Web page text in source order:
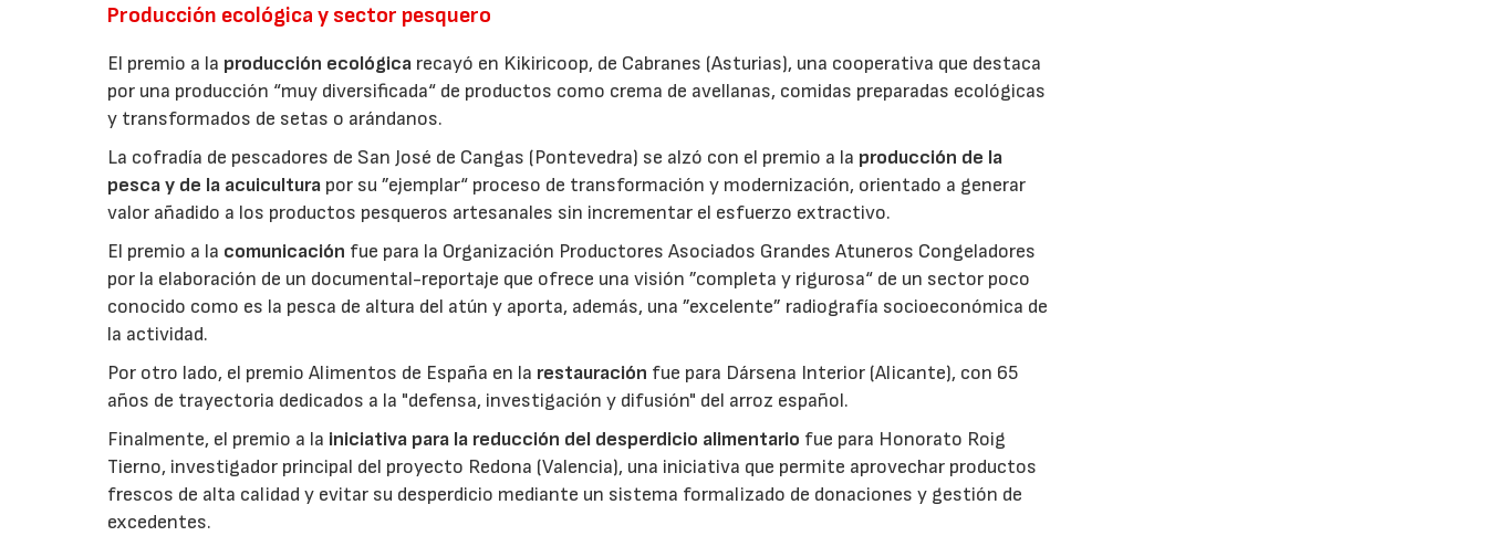
Producción ecológica y sector pesquero
El premio a la producción ecológica recayó en Kikiricoop, de Cabranes (Asturias), una cooperativa que destaca
por una producción “muy diversificada“ de productos como crema de avellanas, comidas preparadas ecológicas
y transformados de setas o arándanos.
La cofradía de pescadores de San José de Cangas (Pontevedra) se alzó con el premio a la producción de la
pesca y de la acuicultura por su ”ejemplar“ proceso de transformación y modernización, orientado a generar
valor añadido a los productos pesqueros artesanales sin incrementar el esfuerzo extractivo.
El premio a la comunicación fue para la Organización Productores Asociados Grandes Atuneros Congeladores
por la elaboración de un documental-reportaje que ofrece una visión ”completa y rigurosa“ de un sector poco
conocido como es la pesca de altura del atún y aporta, además, una ”excelente” radiografía socioeconómica de
la actividad.
Por otro lado, el premio Alimentos de España en la restauración fue para Dársena Interior (Alicante), con 65
años de trayectoria dedicados a la "defensa, investigación y difusión" del arroz español.
Finalmente, el premio a la iniciativa para la reducción del desperdicio alimentario fue para Honorato Roig
Tierno, investigador principal del proyecto Redona (Valencia), una iniciativa que permite aprovechar productos
frescos de alta calidad y evitar su desperdicio mediante un sistema formalizado de donaciones y gestión de
excedentes.